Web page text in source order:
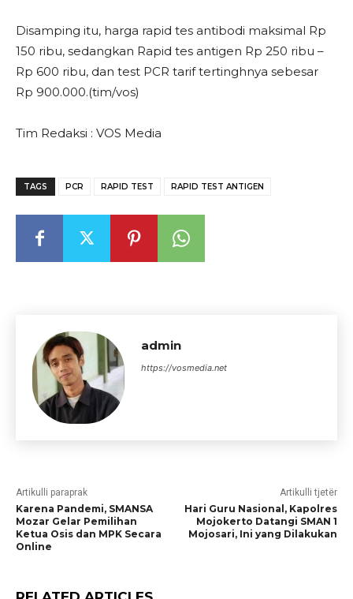
Disamping itu, harga rapid tes antibodi maksimal Rp
150 ribu, sedangkan Rapid tes antigen Rp 250 ribu –
Rp 600 ribu, dan test PCR tarif tertinghnya sebesar
Rp 900.000.(tim/vos)
Tim Redaksi : VOS Media
TAGS PCR RAPID TEST RAPID TEST ANTIGEN
admin
https://vosmedia.net
Artikulli paraprak
Karena Pandemi, SMANSA
Mozar Gelar Pemilihan
Ketua Osis dan MPK Secara
Online
Artikulli tjetër
Hari Guru Nasional, Kapolres
Mojokerto Datangi SMAN 1
Mojosari, Ini yang Dilakukan